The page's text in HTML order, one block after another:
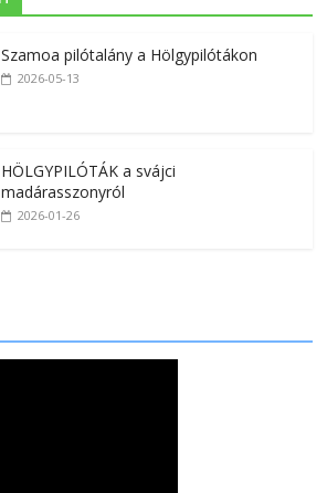
Szamoa pilótalány a Hölgypilótákon
2026-05-13
HÖLGYPILÓTÁK a svájci
madárasszonyról
2026-01-26